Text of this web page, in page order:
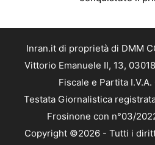
Inran.it di proprietà di DMM
Vittorio Emanuele II, 13,
Fiscale e Partita
Testata Giornalistica
Frosinone con n°03/
Copyright ©2026 - Tutti i